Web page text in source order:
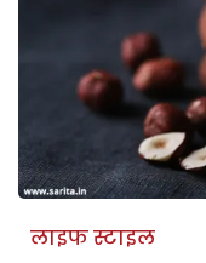
लाइफ स्टाइल